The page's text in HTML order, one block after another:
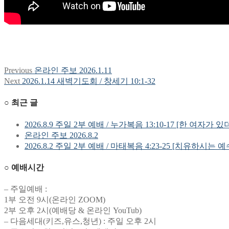
글
색
Previous Previous
post:
온라인 주보 2026.1.11
Next Next
2026.1.14 새벽기도회 / 창세기 10:1-32
○ 최근 글
2026.8.9 주일 2부 예배 / 누가복음 13:10-17 [한 여자가 있
온라인 주보 2026.8.2
2026.8.2 주일 2부 예배 / 마태복음 4:23-25 [치유하시는 예
○ 예배시간
– 주일예배 :
1부 오전 9시(온라인 ZOOM)
2부 오후 2시(예배당 & 온라인 YouTub)
– 다음세대(키즈,유스,청년) : 주일 오후 2시